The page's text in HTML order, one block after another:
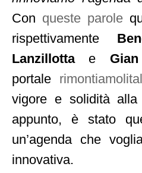
Con queste parole
rispettivamente
Lanzillottae
portale
vigore e solidità
appunto, è stato
un’agenda che
innovativa.